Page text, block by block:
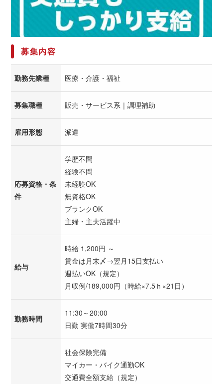
募集内容
勤務先業種 医療・介護・福祉
募集職種 販売・サービス系｜調理補助
雇用形態 派遣
応募資格・条
件
学歴不問
経験不問
未経験OK
無資格OK
ブランクOK
主婦・主夫活躍中
給与
時給 1,200円 ～
賃金は月末〆→翌月15日支払い
週払いOK（規定）
月収例/189,000円（時給×7.5ｈ×21日）
勤務時間
11:30～20:00
日勤 実働7時間30分
社会保険完備
マイカー・バイク通勤OK
交通費全額支給（規定）